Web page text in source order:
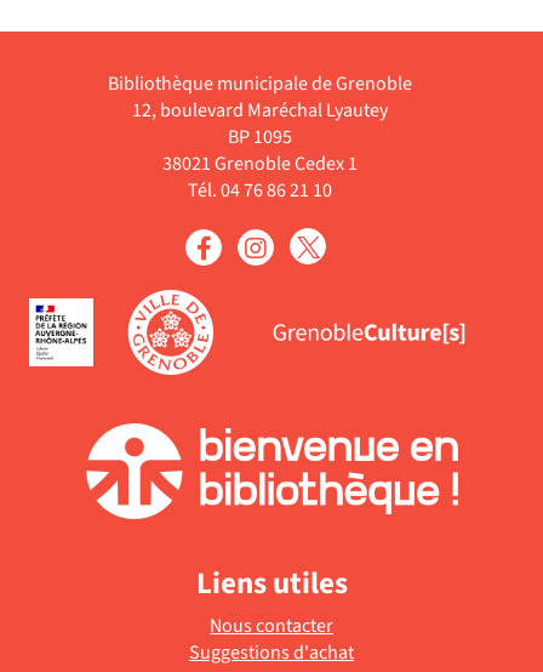
Bibliothèque municipale de Grenoble
12, boulevard Maréchal Lyautey
BP 1095
38021 Grenoble Cedex 1
Tél. 04 76 86 21 10
Liens utiles
Nous contacter
Suggestions d'achat